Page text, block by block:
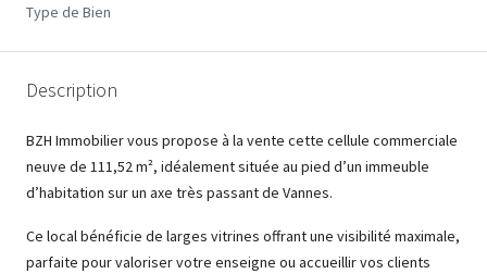
Type de Bien
Description
BZH Immobilier vous propose à la vente cette cellule commerciale
neuve de 111,52 m², idéalement située au pied d’un immeuble
d’habitation sur un axe très passant de Vannes.
Ce local bénéficie de larges vitrines offrant une visibilité maximale,
parfaite pour valoriser votre enseigne ou accueillir vos clients